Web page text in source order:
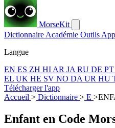
MorseKit
Dictionnaire Académie Outils
Langue
EN ES ZH HI AR JA RU DE PT
EL UK HE SV NO DA UR HU
Télécharger l'app
Accueil > Dictionnaire > E >
Enfant en Code